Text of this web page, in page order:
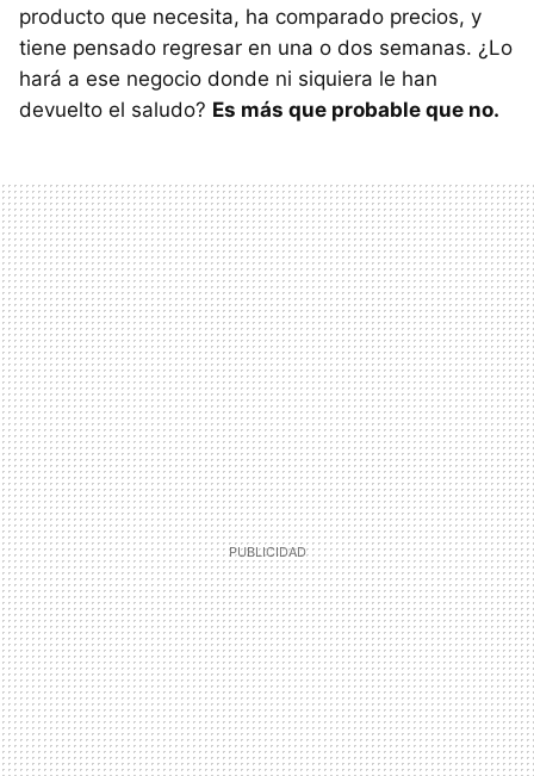
producto que necesita, ha comparado precios, y
tiene pensado regresar en una o dos semanas. ¿Lo
hará a ese negocio donde ni siquiera le han
devuelto el saludo? Es más que probable que no.